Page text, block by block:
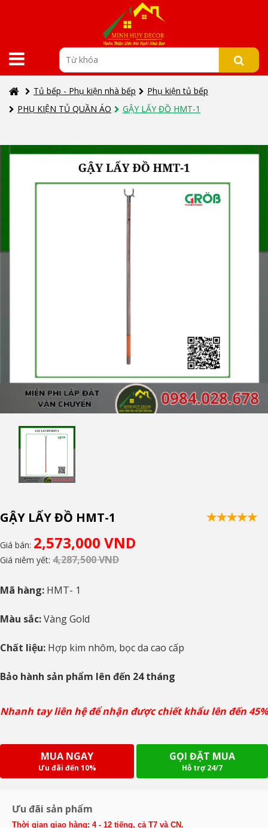
Tủ bếp - Phụ kiện nhà bếp
Phụ kiện tủ bếp
PHỤ KIỆN TỦ QUẦN ÁO
GẬY LẤY ĐỒ HMT-1
GẬY LẤY ĐỒ HMT-1
Giá bán: 2,573,000 VND
Giá niêm yết: 4,287,500 VND
Mã hàng: HMT- 1
Màu sắc:Vàng Gold
Chất liệu: Hợp kim nhôm, bọc da cao cấp
Bảo hành sản phẩm lên đến 24 tháng
Nhanh tay liên hệ để nhận được chiết khẩu lên đến 45%
MUA NGAY
Ưu đãi đến 10%
GỌI ĐẶT MUA
Hỗ trợ 24/7
Ưu đãi sản phẩm
Thời gian giao hàng: 4 - 12 tiếng, cả T7 và CN.